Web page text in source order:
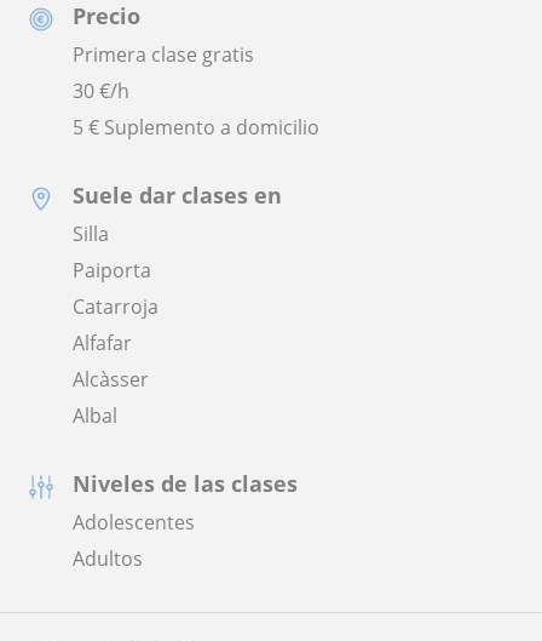
Precio
Primera clase gratis
30€/h
5 € Suplemento a domicilio
Suele dar clases en
Silla
Paiporta
Catarroja
Alfafar
Alcàsser
Albal
Niveles de las clases
Adolescentes
Adultos